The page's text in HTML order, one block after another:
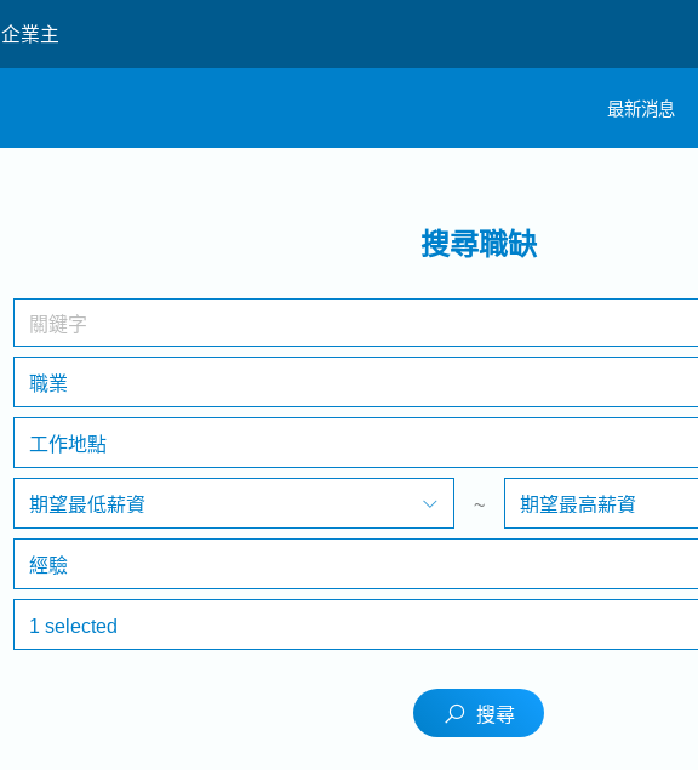
企業主
最新消息
搜尋職缺
職業
工作地點
期望最低薪資 ~ 期望最高薪資
經驗
1 selected
搜尋